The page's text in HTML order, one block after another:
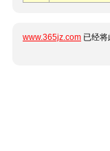
www.365jz.com 已经